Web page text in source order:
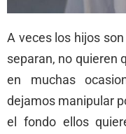
A veces los hijos
separan, no quieren
en muchas
dejamos manipular
el fondo ellos